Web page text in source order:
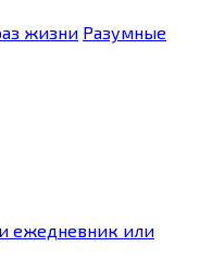
жизни Разумные
ежедневник или